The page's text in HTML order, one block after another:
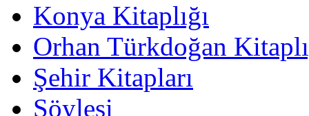
Konya Kitaplığı
Orhan Türkdoğan
Şehir Kitapları
Söyleşi